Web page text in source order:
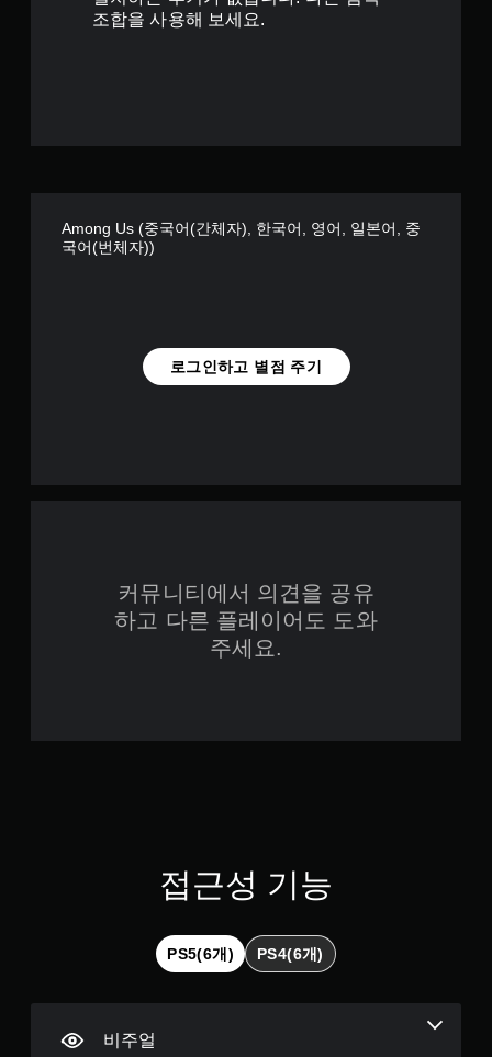
조합을 사용해 보세요.
Among Us (중국어(간체자), 한국어, 영어, 일본어, 중
국어(번체자))
로그인하고 별점 주기
커뮤니티에서 의견을 공유
하고 다른 플레이어도 도와
주세요.
접근성 기능
PS5(6개) PS4(6개)
비주얼